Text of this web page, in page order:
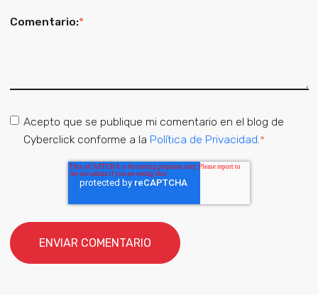
Comentario:*
Acepto que se publique mi comentario en el blog de
Cyberclick conforme a la Política de Privacidad *